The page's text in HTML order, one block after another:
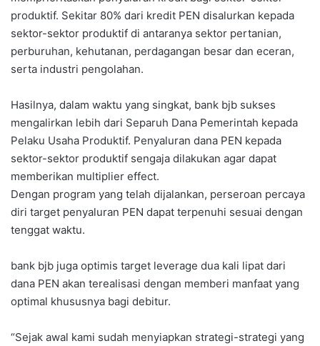
produktif. Sekitar 80% dari kredit PEN disalurkan kepada
sektor-sektor produktif di antaranya sektor pertanian,
perburuhan, kehutanan, perdagangan besar dan eceran,
serta industri pengolahan.
Hasilnya, dalam waktu yang singkat, bank bjb sukses
mengalirkan lebih dari Separuh Dana Pemerintah kepada
Pelaku Usaha Produktif. Penyaluran dana PEN kepada
sektor-sektor produktif sengaja dilakukan agar dapat
memberikan multiplier effect.
Dengan program yang telah dijalankan, perseroan percaya
diri target penyaluran PEN dapat terpenuhi sesuai dengan
tenggat waktu.
bank bjb juga optimis target leverage dua kali lipat dari
dana PEN akan terealisasi dengan memberi manfaat yang
optimal khususnya bagi debitur.
“Sejak awal kami sudah menyiapkan strategi-strategi yang